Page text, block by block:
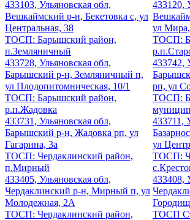
433103, Ульяновская обл,
Вешкаймский р-н, Бекетовка с, ул
Центральная, 38
433120,
ул
ТОСП: Барышский район,
п.Земляничный
433728, Ульяновская обл,
Барышский р-н, Земляничный п,
ул Плодопитомническая, 10/1
ТОСП:
433742,
рп, ул
ТОСП: Барышский район,
р.п.Жадовка
433731, Ульяновская обл,
Барышский р-н, Жадовка рп, ул
Гагарина, 3а
ТОСП:
433711,
ул
ТОСП: Чердаклинский район,
п.Мирный
433405, Ульяновская обл,
Чердаклинский р-н, Мирный п, ул
Молодежная, 2А
ТОСП:
433408,
ТОСП: Чердаклинский район,
ТОСП